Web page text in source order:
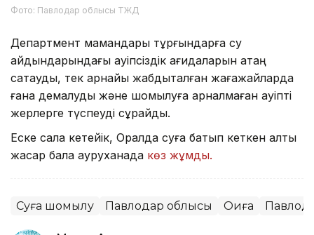
Фото: Павлодар облысы ТЖД
Департмент мамандары тұрғындарға су
айдындарындағы қауіпсіздік қағидаларын қатаң
сақтауды, тек арнайы жабдықталған жағажайларда
ғана демалуды және шомылуға арналмаған қауіпті
жерлерге түспеуді сұрайды.
Еске сала кетейік, Оралда суға батып кеткен алты
жасар бала ауруханада көз жұмды.
Суға шомылу Павлодар облысы Оқиға